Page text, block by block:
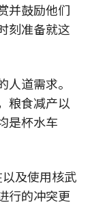
并鼓励他们
刻准备就这
道需求。
粮食减产以
是杯水车
及使用核武
行的冲突更